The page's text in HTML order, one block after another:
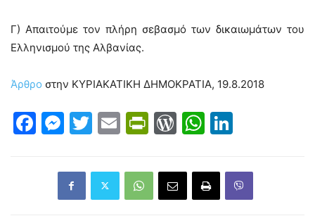
Γ) Απαιτούμε τον πλήρη σεβασμό των δικαιωμάτων του
Ελληνισμού της Αλβανίας.
Άρθρο στην ΚΥΡΙΑΚΑΤΙΚΗ ΔΗΜΟΚΡΑΤΙΑ, 19.8.2018
Facebook
Messenger
Twitter
EmailPrintFriendly
WordPress
WhatsApp